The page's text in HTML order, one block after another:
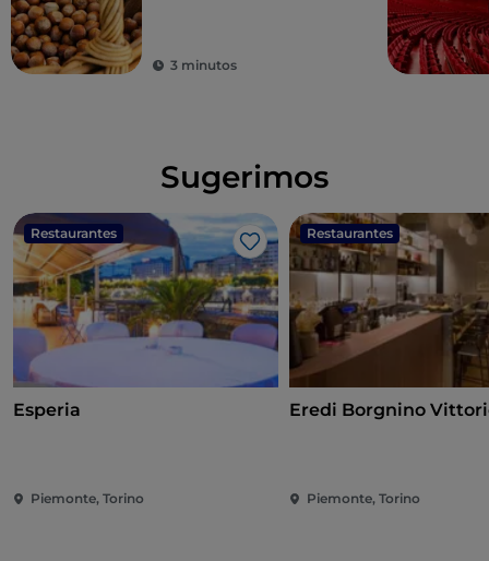
3 minutos
Sugerimos
Restaurantes
Me gusta
Esperia
Piemonte, Torino
Restaurantes
Eredi Borgnino
Piemonte, Torino